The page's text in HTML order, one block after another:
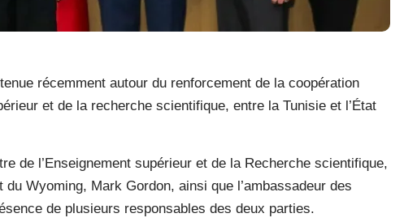
récemment autour du renforcement de la coopération
et de la recherche scientifique, entre la Tunisie et l’État
de l’Enseignement supérieur et de la Recherche scientifique,
du Wyoming, Mark Gordon, ainsi que l’ambassadeur des
de plusieurs responsables des deux parties.